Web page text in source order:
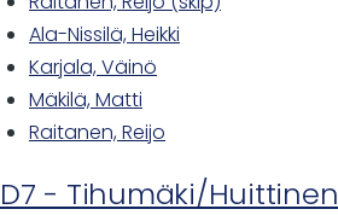
Ala-Nissilä, Heikki
Karjala, Väinö
Mäkilä, Matti
Raitanen, Reijo
D7 - Tihumäki/Huittinen